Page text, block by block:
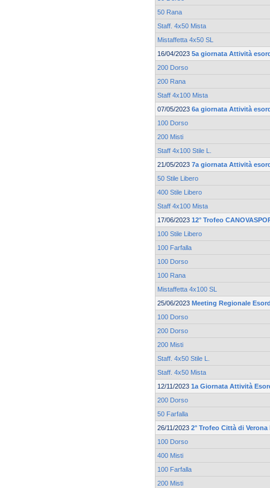
50 Rana
Staff. 4x50 Mista
Mistaffetta 4x50 SL
16/04/2023 5a giornata Attività
200 Dorso
200 Rana
Staff 4x100 Mista
07/05/2023 6a giornata Attività
100 Dorso
200 Misti
Staff 4x100 Stile L.
21/05/2023 7a giornata Attività
50 Stile Libero
400 Stile Libero
Staff 4x100 Mista
17/06/2023 12° Trofeo
100 Stile Libero
100 Farfalla
100 Dorso
100 Rana
Mistaffetta 4x100 SL
25/06/2023 Meeting Regionale
100 Dorso
200 Dorso
200 Misti
Staff. 4x50 Stile L.
Staff. 4x50 Mista
12/11/2023 1a Giornata Attività
200 Dorso
50 Farfalla
26/11/2023 2° Trofeo Città di
100 Dorso
400 Misti
100 Farfalla
200 Misti